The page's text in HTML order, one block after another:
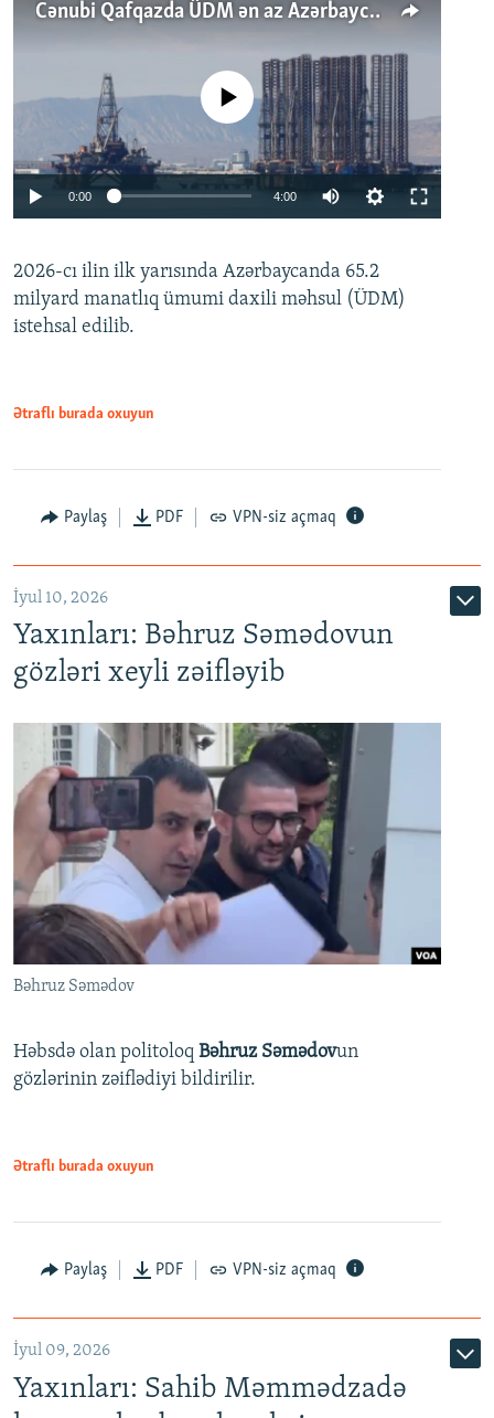
Cənubi Qafqazda ÜDM ən az Azərbaycanda artır: Qonşuları niyə Bakını qabaqlaya bilir?
Auto 240p 360p 480p
No media source currently available
0:00 4:00
360p
480p
2026-cı ilin ilk yarısında Azərbaycanda 65.2
milyard manatlıq ümumi daxili məhsul (ÜDM)
istehsal edilib.
Ətraflı burada oxuyun
Paylaş PDF VPN-siz açmaq
İyul 10, 2026
Yaxınları: Bəhruz Səmədovun
gözləri xeyli zəifləyib
Bəhruz Səmədov
Həbsdə olan politoloq Bəhruz Səmədovun
gözlərinin zəiflədiyi bildirilir.
Ətraflı burada oxuyun
Paylaş PDF VPN-siz açmaq
İyul 09, 2026
Yaxınları: Sahib Məmmədzadə